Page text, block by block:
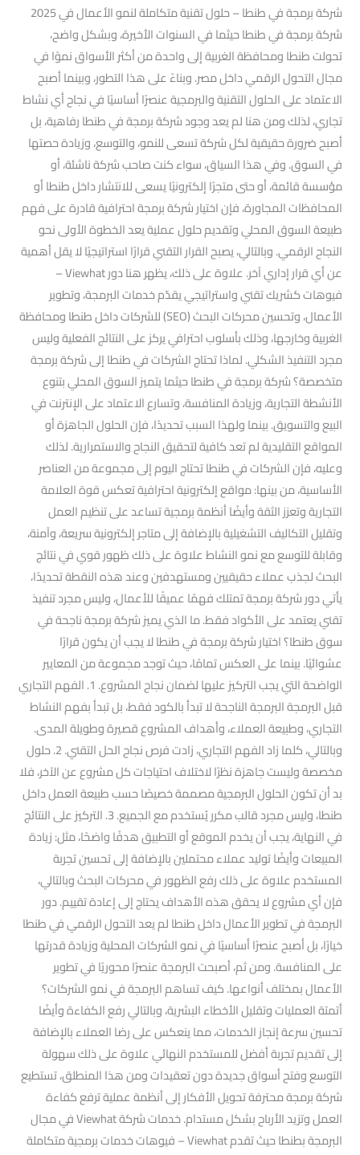
شركة برمجة في طنطا – حلول تقنية متكاملة لنمو الأعمال في 2025
شركة برمجة في طنطا حيثما في السنوات الأخيرة، وبشكل واضح،
تحولت طنطا ومحافظة الغربية إلى واحدة من أكثر الأسواق نموًا في
مجال التحول الرقمي داخل مصر. وبناءً على هذا التطور، وبينما أصبح
الاعتماد على الحلول التقنية والبرمجية عنصرًا أساسيًا في نجاح أي نشاط
تجاري، لذلك ومن هنا لم يعد وجود شركة برمجة في طنطا رفاهية، بل
أصبح ضرورة حقيقية لكل شركة تسعى للنمو، والتوسع، وزيادة حصتها
في السوق. وفي هذا السياق، سواء كنت صاحب شركة ناشئة، أو
مؤسسة قائمة، أو حتى متجرًا إلكترونيًا يسعى للانتشار داخل طنطا أو
المحافظات المجاورة، فإن اختيار شركة برمجة احترافية قادرة على فهم
طبيعة السوق المحلي وتقديم حلول عملية يعد الخطوة الأولى نحو
النجاح الرقمي. وبالتالي، يصبح القرار التقني قرارًا استراتيجيًا لا يقل أهمية
عن أي قرار إداري آخر. علاوة على ذلك، يظهر هنا دور Viewhat –
فيوهات كشريك تقني واستراتيجي يقدّم خدمات البرمجة، وتطوير
الأعمال، وتحسين محركات البحث (SEO) للشركات داخل طنطا ومحافظة
الغربية وخارجها، وذلك بأسلوب احترافي يركز على النتائج الفعلية وليس
مجرد التنفيذ الشكلي. لماذا تحتاج الشركات في طنطا إلى شركة برمجة
متخصصة؟ شركة برمجة في طنطا حيثما يتميز السوق المحلي بتنوع
الأنشطة التجارية، وزيادة المنافسة، وتسارع الاعتماد على الإنترنت في
البيع والتسويق. بينما ولهذا السبب تحديدًا، فإن الحلول الجاهزة أو
المواقع التقليدية لم تعد كافية لتحقيق النجاح والاستمرارية. لذلك
وعليه، فإن الشركات في طنطا تحتاج اليوم إلى مجموعة من العناصر
الأساسية، من بينها: مواقع إلكترونية احترافية تعكس قوة العلامة
التجارية وتعزز الثقة وأيضًا أنظمة برمجية تساعد على تنظيم العمل
وتقليل التكاليف التشغيلية بالإضافة إلى متاجر إلكترونية سريعة، وآمنة،
وقابلة للتوسع مع نمو النشاط علاوة على ذلك ظهور قوي في نتائج
البحث لجذب عملاء حقيقيين ومستهدفين وعند هذه النقطة تحديدًا،
يأتي دور شركة برمجة تمتلك فهمًا عميقًا للأعمال، وليس مجرد تنفيذ
تقني يعتمد على الأكواد فقط. ما الذي يميز شركة برمجة ناجحة في
سوق طنطا؟ اختيار شركة برمجة في طنطا لا يجب أن يكون قرارًا
عشوائيًا. بينما على العكس تمامًا، حيث توجد مجموعة من المعايير
الواضحة التي يجب التركيز عليها لضمان نجاح المشروع. 1. الفهم التجاري
قبل البرمجة البرمجة الناجحة لا تبدأ بالكود فقط، بل تبدأ بفهم النشاط
التجاري، وطبيعة العملاء، وأهداف المشروع قصيرة وطويلة المدى.
وبالتالي، كلما زاد الفهم التجاري، زادت فرص نجاح الحل التقني. 2. حلول
مخصصة وليست جاهزة نظرًا لاختلاف احتياجات كل مشروع عن الآخر، فلا
بد أن تكون الحلول البرمجية مصممة خصيصًا حسب طبيعة العمل داخل
طنطا، وليس مجرد قالب مكرر يُستخدم مع الجميع. 3. التركيز على النتائج
في النهاية، يجب أن يخدم الموقع أو التطبيق هدفًا واضحًا، مثل: زيادة
المبيعات وأيضًا توليد عملاء محتملين بالإضافة إلى تحسين تجربة
المستخدم علاوة على ذلك رفع الظهور في محركات البحث وبالتالي،
فإن أي مشروع لا يحقق هذه الأهداف يحتاج إلى إعادة تقييم. دور
البرمجة في تطوير الأعمال داخل طنطا لم يعد التحول الرقمي في طنطا
خيارًا، بل أصبح عنصرًا أساسيًا في نمو الشركات المحلية وزيادة قدرتها
على المنافسة. ومن ثم، أصبحت البرمجة عنصرًا محوريًا في تطوير
الأعمال بمختلف أنواعها. كيف تساهم البرمجة في نمو الشركات؟
أتمتة العمليات وتقليل الأخطاء البشرية، وبالتالي رفع الكفاءة وأيضًا
تحسين سرعة إنجاز الخدمات، مما ينعكس على رضا العملاء بالإضافة
إلى تقديم تجربة أفضل للمستخدم النهائي علاوة على ذلك سهولة
التوسع وفتح أسواق جديدة دون تعقيدات ومن هذا المنطلق، تستطيع
شركة برمجة محترفة تحويل الأفكار إلى أنظمة عملية ترفع كفاءة
العمل وتزيد الأرباح بشكل مستدام. خدمات شركة Viewhat في مجال
البرمجة بطنطا حيث تقدم Viewhat – فيوهات خدمات برمجية متكاملة